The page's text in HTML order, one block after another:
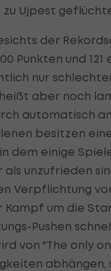
Ujpest
der
Punkten und
nur
heißt aber noch
automatisch
besitzen
dem einige
als unzufrieden
Verpflichtung
Kampf um die
Pushen
von "The only
abhängen,